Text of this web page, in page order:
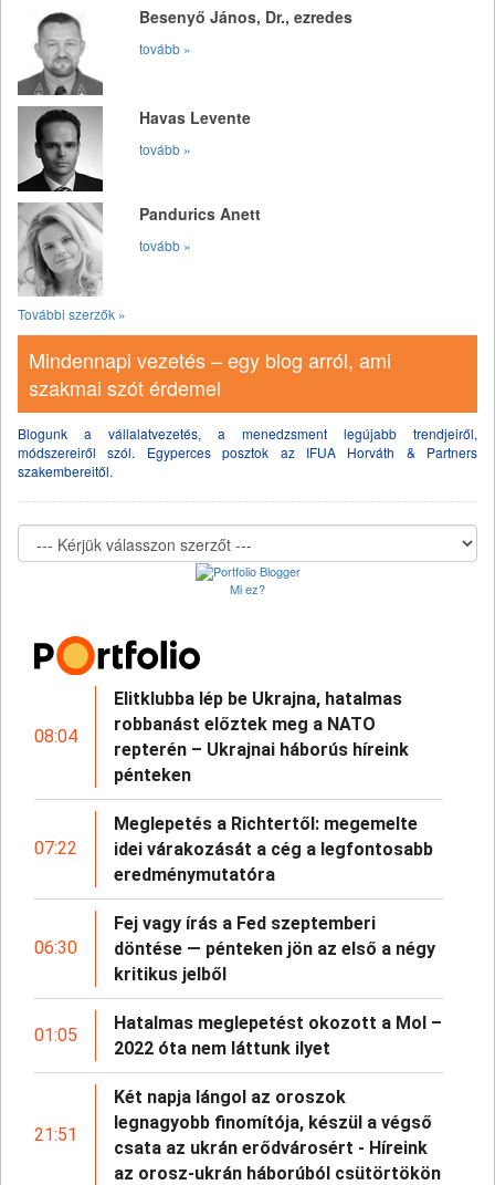
Besenyő János, Dr., ezredes
tovább »
Havas Levente
tovább »
Pandurics Anett
tovább »
További szerzők »
Mindennapi vezetés – egy blog arról, ami
szakmai szót érdemel
Blogunk a vállalatvezetés, a menedzsment legújabb trendjeiről,
módszereiről szól. Egyperces posztok az IFUA Horváth & Partners
szakembereitől.
Mi ez?
08:04
Elitklubba lép be Ukrajna, hatalmas
robbanást előztek meg a NATO
repterén – Ukrajnai háborús híreink
pénteken
07:22
Meglepetés a Richtertől: megemelte
idei várakozását a cég a legfontosabb
eredménymutatóra
06:30
Fej vagy írás a Fed szeptemberi
döntése — pénteken jön az első a négy
kritikus jelből
01:05
Hatalmas meglepetést okozott a Mol –
2022 óta nem láttunk ilyet
21:51
Két napja lángol az oroszok
legnagyobb finomítója, készül a végső
csata az ukrán erődvárosért - Híreink
az orosz-ukrán háborúból csütörtökön